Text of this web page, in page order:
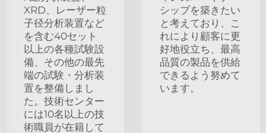
XRD、レーザー粒
子径分析装置など
を含む40セット
以上の各種試験設
備、その他の最先
端の試験・分析装
置を整備しまし
た。技術センター
には10名以上の技
術職員が在籍して
シップを築きたい
と考えており、こ
れにより顧客に更
好地役立ち、最高
品質の製品を供給
できるよう努めて
います。